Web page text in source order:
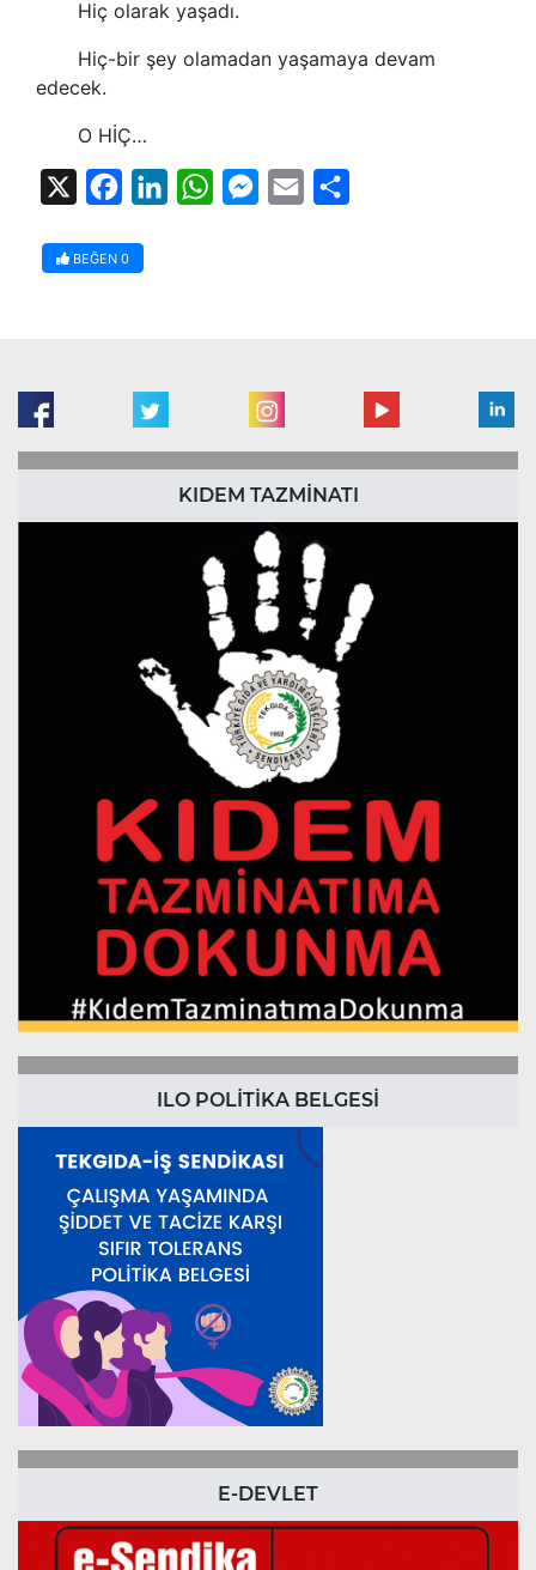
Hiç olarak yaşadı.
Hiç-bir şey olamadan yaşamaya devam
edecek.
O HİÇ…
FacebookLinkedInWhatsAppMessenger
Email
BEĞEN 0
KIDEM TAZMİNATI
ILO POLİTİKA BELGESİ
E-DEVLET